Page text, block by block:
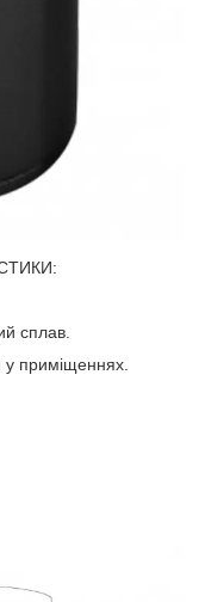
сплав.
у приміщеннях.